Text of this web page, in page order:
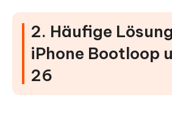
2. Häufige
iPhone Bootloop
26